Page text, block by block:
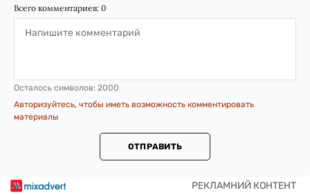
Всего комментариев: 0
Осталось символов: 2000
Авторизуйтесь, чтобы иметь возможность комментировать
материалы
ОТПРАВИТЬ